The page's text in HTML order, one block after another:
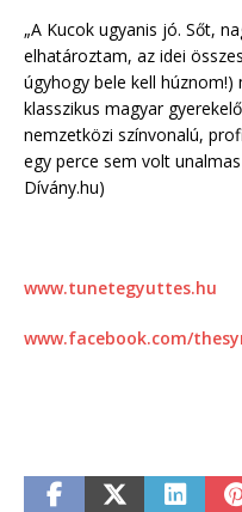
„A Kucok ugyanis jó. Sőt,
elhatároztam, az idei
úgyhogy bele kell
klasszikus magyar
nemzetközi színvonalú,
egy perce sem volt
Dívány.hu)
www.tunetegyuttes.hu
www.facebook.com/